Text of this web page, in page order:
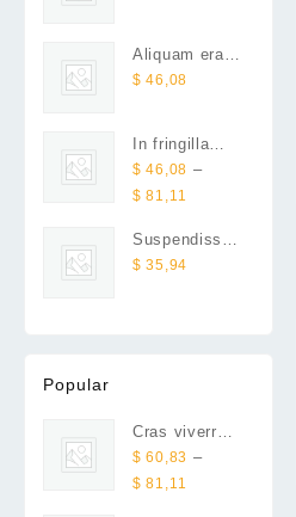
$ 30,41.
Aliquam erat
volutpat
$ 46,08
In fringilla
felis non nulla
porta rutrum
$ 46,08 –
$ 81,11
$ 46,08
through
Suspendisse
volutpat
$ 35,94
Popular
Cras viverra
rhoncus
$ 60,83 –
$ 81,11